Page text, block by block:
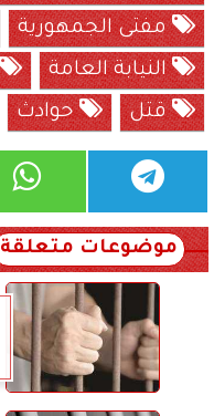
مفتى الجمهورية
النيابة العامة
قتل
حوادث
موضوعات متعلقة